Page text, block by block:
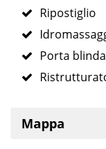
Ripostiglio
Porta
Mappa